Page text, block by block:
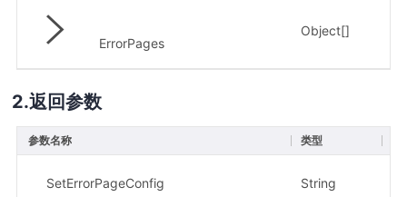
ErrorPages
Object[]
返回参数
参数名称 类型
SetErrorPageConfig String